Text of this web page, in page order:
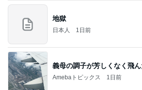
地獄
日本人 1日前
義母の調子が芳しくなく飛
Amebaトピックス 1日前